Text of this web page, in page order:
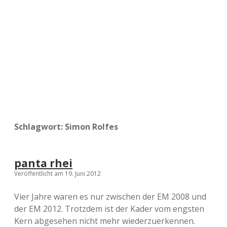
Schlagwort: Simon Rolfes
panta rhei
Veröffentlicht am 19. Juni 2012
Vier Jahre waren es nur zwischen der EM 2008 und
der EM 2012. Trotzdem ist der Kader vom engsten
Kern abgesehen nicht mehr wiederzuerkennen.